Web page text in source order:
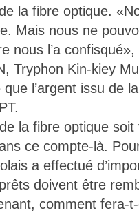
la fibre optique.
Mais nous ne
nous l’a
Tryphon Kin-kiey
l’argent issu de
la fibre optique
ce compte-là.
a effectué
doivent être
comment fera-